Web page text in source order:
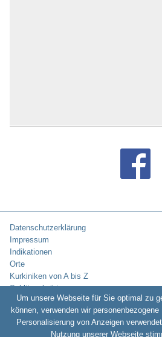
Datenschutzerklärung
Impressum
Indikationen
Orte
Kurkiniken von A bis Z
Schlüsselwörter
Copyright © 2010-2026:
Um unsere Webseite für Sie optimal zu
können, verwenden wir
Personalisierung von Anzeigen
Nutzung unserer Webseite